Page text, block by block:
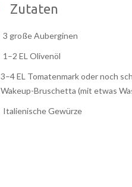
Zutaten
3 große Auberginen
1–2 EL Olivenöl
3–4 EL Tomatenmark oder noch
Wakeup-Bruschetta (mit etwas
Italienische Gewürze